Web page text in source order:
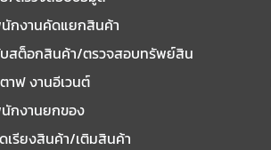
กงานคัดแยกสินค้า
บสต็อกสินค้า/ตรวจสอบทรัพย์สิน
าฟ งานอีเวนต์
กงานยกของ
เรียงสินค้า/เติมสินค้า